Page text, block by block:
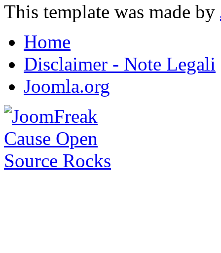
This template was made by
Home
Disclaimer - Note Legali
Joomla.org